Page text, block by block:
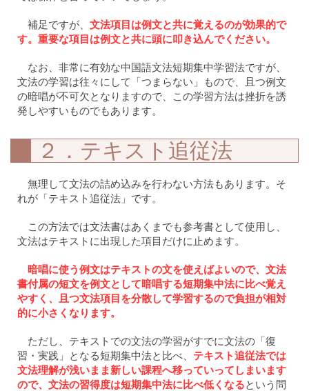
補足ですが、文法項目は例文と共に覚えるのが効果的で
す。重要な項目は例文と共に頭に叩き込んでください。
なお、非常に有効な中国語文法短期集中学習法ですが、
文法の学習は往々にして「つまらない」もので、且つ例文
の暗唱が不可欠となりますので、この学習方法は挫折を誘
発しやすいものでもあります。
２．テキスト追従法
無理して文法の詰め込みを行わない方法もあります。そ
れが「テキスト追従法」です。
この方法では文法書はあくまでも参考書として使用し、
文法はテキストに出現した項目だけに止めます。
暗唱に使う例文はテキストの文を使えばよいので、文法
書付属の短文を例文として暗唱する短期集中法に比べ覚え
やすく、且つ文法項目を分散して学習するので負担が相対
的に小さくなります。
ただし、テキストでの文法の学習がすでに文法の「復
習・実践」となる短期集中法と比べ、 テキスト追従法では
文法理解が浅いまま新しい課程へ移っていってしまいます
ので、文法の習得度は短期集中法に比べ低くなるという問